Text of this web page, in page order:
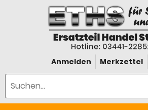
Anmelden Merkzettel